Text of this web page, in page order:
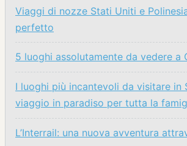
Viaggi di nozze Stati Uniti e
perfetto
5 luoghi assolutamente da vedere a
I luoghi più incantevoli da visitare in
viaggio in paradiso per tutta la
L’Interrail: una nuova avventura